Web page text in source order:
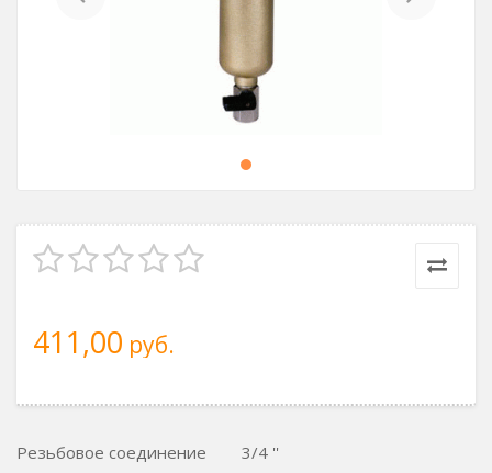
411,00 руб.
Резьбовое соединение
3/4 ''